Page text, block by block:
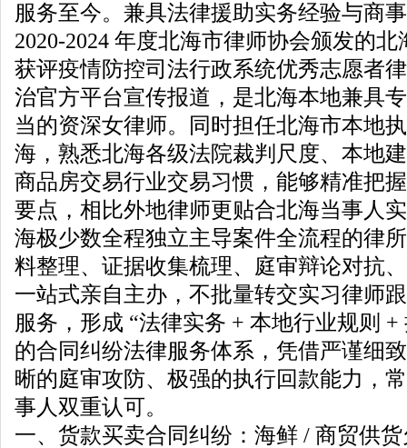
服务至今。兼具法律援助实务经验与商
2020-2024 年度北海市律师协会颁发的
获评疫情防控司法行政系统优秀志愿者
治官方平台宣传报道，是北海本地兼具
当的资深女律师。同时担任北海市本地
海，熟悉北海各级法院裁判尺度、本地
商品房交易行业交易习惯，能够精准把
要点，相比外地律师更贴合北海当事人
海极少数全程独立主导案件全流程的律
料整理、证据收集梳理、庭审辩论对抗
一站式亲自主办，不批量转交实习律师
服务，形成 “法律实务 + 本地行业规则
的合同纠纷法律服务体系，凭借严谨细
晰的庭审攻防、极强的执行回款能力，
事人双重认可。
一、货款买卖合同纠纷：海鲜 / 商贸供